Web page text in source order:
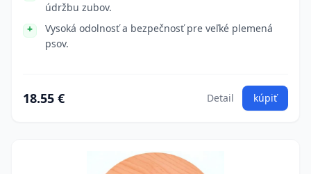
údržbu zubov.
Vysoká odolnosť a bezpečnosť pre veľké plemená
psov.
18.55 € Detail kúpiť